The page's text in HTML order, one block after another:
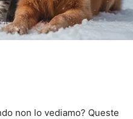
non lo vediamo? Queste